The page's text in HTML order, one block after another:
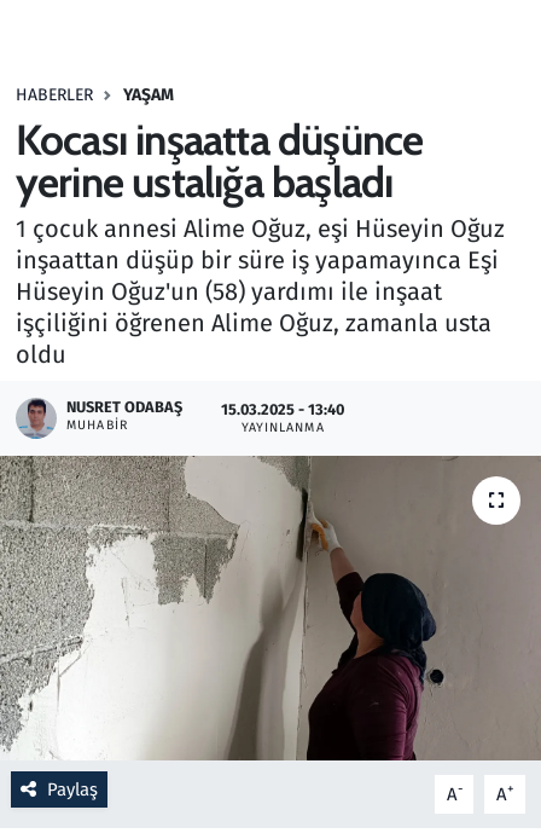
HABERLER YAŞAM
Kocası inşaatta düşünce
yerine ustalığa başladı
1 çocuk annesi Alime Oğuz, eşi Hüseyin Oğuz
inşaattan düşüp bir süre iş yapamayınca Eşi
Hüseyin Oğuz'un (58) yardımı ile inşaat
işçiliğini öğrenen Alime Oğuz, zamanla usta
oldu
NUSRET ODABAŞ
MUHABIR
15.03.2025 - 13:40
YAYINLANMA
Paylaş A- A+
Haber
Kültür Sanat
Kurumsal Haberler
Lezzet Durağı
Otomobil
Oyun
Ramazan
Resmi İlanlar
Rüya Tabirleri
Savunma Sanayi